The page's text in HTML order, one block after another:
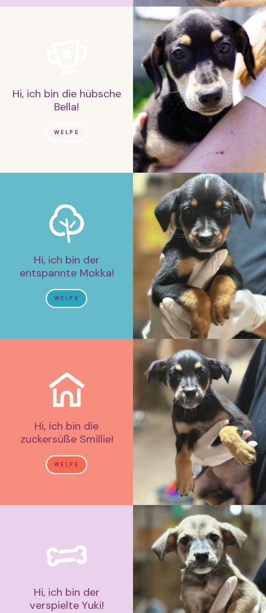
Hi, ich bin die hübsche
Bella!
WELPE
Hi, ich bin der
entspannte Mokka!
WELPE
Hi, ich bin die
zuckersüße Smillie!
WELPE
Hi, ich bin der
verspielte Yuki!